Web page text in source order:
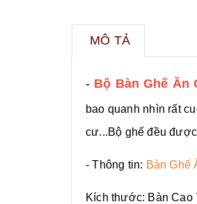
MÔ TẢ
- Bộ Bàn Ghế Ăn
bao quanh nhìn rất
cư...Bộ ghế đều
- Thông tin: Bàn Ghế
Kích thước: Bàn Cao